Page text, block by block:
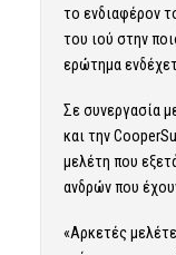
το ενδιαφέρον
του ιού στην
ερώτημα
Σε συνεργασία
και την
μελέτη που
ανδρών που
«Αρκετές